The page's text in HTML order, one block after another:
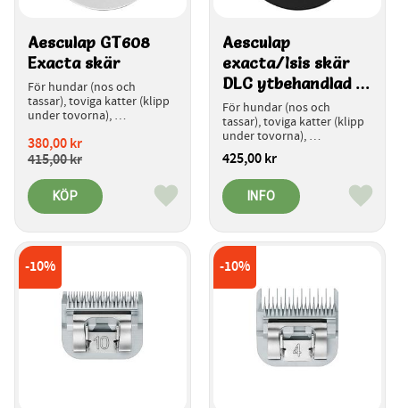
Aesculap GT608
Exacta skär
För hundar (nos och
tassar), toviga katter (klipp
under tovorna),
arabhästar (ansikte)
380,00kr
415,00kr
Lägg till i favoriter
KÖP
Aesculap
exacta/Isis skär
DLC ytbehandlad -
GT608D
För hundar (nos och
tassar), toviga katter (klipp
under tovorna),
nakenhundar och
arabhästar (ansikte)
425,00kr
Lägg
INFO
10% 10%